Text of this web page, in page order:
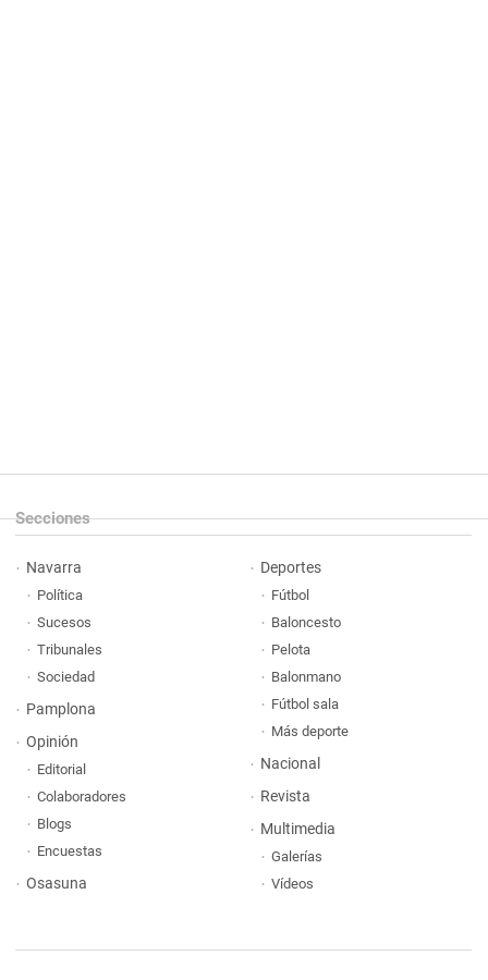
Secciones
Navarra
Política
Sucesos
Tribunales
Sociedad
Pamplona
Opinión
Editorial
Colaboradores
Blogs
Encuestas
Osasuna
Deportes
Fútbol
Baloncesto
Pelota
Balonmano
Fútbol sala
Más deporte
Nacional
Revista
Multimedia
Galerías
Vídeos